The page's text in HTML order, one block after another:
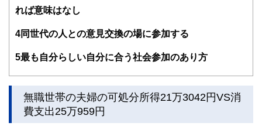
れば意味はなし
4同世代の人との意見交換の場に参加する
5最も自分らしい自分に合う社会参加のあり方
無職世帯の夫婦の可処分所得21万3042円VS消
費支出25万959円